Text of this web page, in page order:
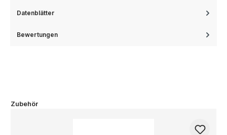
Datenblätter
Bewertungen
Zubehör